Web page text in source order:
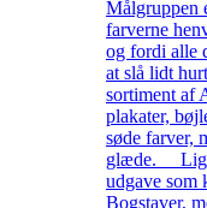
Målgruppen
farverne
og fordi alle
at slå lidt
sortiment af
plakater,
søde farver,
glæde.
udgave som
Bogstaver,